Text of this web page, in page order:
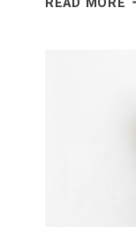
READ MORE